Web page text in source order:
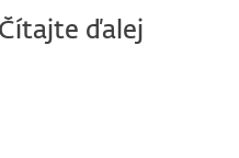
ďalej